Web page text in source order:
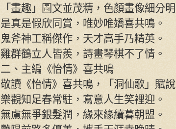
「畫趣」圖文並茂精，色顏畫像細分
是真是假欣同賞，唯妙唯嬌喜共鳴。
鬼斧神工稱傑作，天才高手乃精英。
雞群鶴立人皆羨，詩畫琴棋不了情。
二、主編《怡情》喜共鳴
敬讀《怡情》喜共鳴，「洞仙歌」賦
樂觀知足春常駐，寫意人生笑裡迎。
無慮無爭銀髮潤，緣來緣續暮朝盟。